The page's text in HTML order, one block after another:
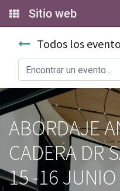
Sitio web
Todos los
ABORDAJE
CADERA DR
15 -16